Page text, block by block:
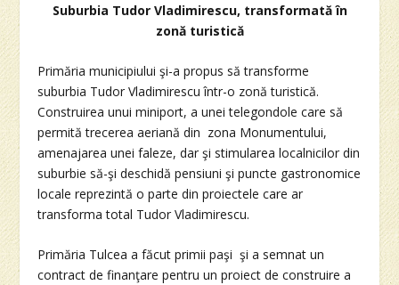
Suburbia Tudor Vladimirescu, transformată în
zonă turistică
Primăria municipiului şi-a propus să transforme
suburbia Tudor Vladimirescu într-o zonă turistică.
Construirea unui miniport, a unei telegondole care să
permită trecerea aeriană din zona Monumentului,
amenajarea unei faleze, dar şi stimularea localnicilor din
suburbie să-şi deschidă pensiuni şi puncte gastronomice
locale reprezintă o parte din proiectele care ar
transforma total Tudor Vladimirescu.
Primăria Tulcea a făcut primii paşi şi a semnat un
contract de finanţare pentru un proiect de construire a